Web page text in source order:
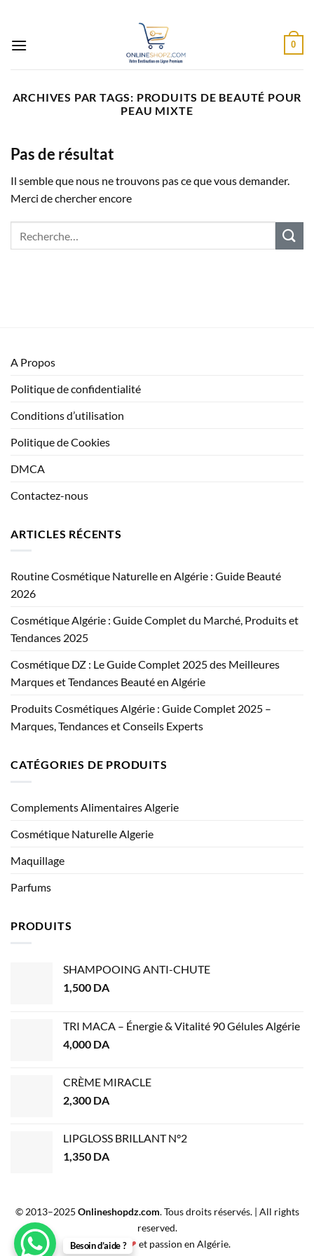
contenu
0
ARCHIVES PAR TAGS: PRODUITS DE BEAUTÉ POUR
PEAU MIXTE
Pas de résultat
Il semble que nous ne trouvons pas ce que vous demander.
Merci de chercher encore
A Propos
Politique de confidentialité
Conditions d’utilisation
Politique de Cookies
DMCA
Contactez-nous
ARTICLES RÉCENTS
Routine Cosmétique Naturelle en Algérie : Guide Beauté
2026
Cosmétique Algérie : Guide Complet du Marché, Produits et
Tendances 2025
Cosmétique DZ : Le Guide Complet 2025 des Meilleures
Marques et Tendances Beauté en Algérie
Produits Cosmétiques Algérie : Guide Complet 2025 –
Marques, Tendances et Conseils Experts
CATÉGORIES DE PRODUITS
Complements Alimentaires Algerie
Cosmétique Naturelle Algerie
Maquillage
Parfums
PRODUITS
SHAMPOOING ANTI-CHUTE
1,500 DA
TRI MACA – Énergie & Vitalité 90 Gélules Algérie
4,000 DA
CRÈME MIRACLE
2,300 DA
LIPGLOSS BRILLANT N°2
1,350 DA
© 2013–2025 Onlineshopdz.com. Tous droits réservés. | All rights
reserved.
Créé avec ❤ et passion en Algérie.
Besoin d’aide ?